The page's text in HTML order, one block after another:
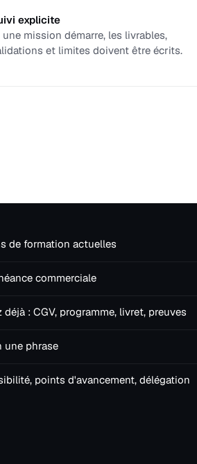
explicite
une mission démarre, les livrables,
et limites doivent être écrits.
de formation actuelles
commerciale
: CGV, programme, livret, preuves
une phrase
points d'avancement, délégation